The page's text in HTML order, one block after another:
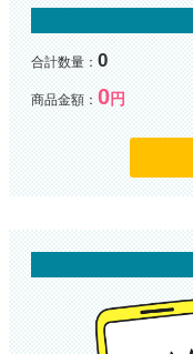
合計数量： 0
商品金額： 0円